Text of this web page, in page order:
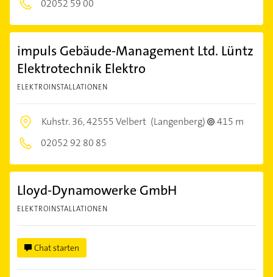
02052 59 00
impuls Gebäude-Management Ltd. Lüntz
Elektrotechnik Elektro
ELEKTROINSTALLATIONEN
Kuhstr. 36,42555 Velbert (Langenberg)
415 m
02052 92 80 85
Lloyd-Dynamowerke GmbH
ELEKTROINSTALLATIONEN
Chat starten